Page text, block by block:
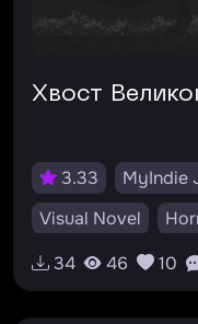
Хвост
3.33 MyIndie
Visual Novel
#квест
34 46 10